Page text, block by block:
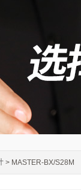
> MASTER-BX/S28M